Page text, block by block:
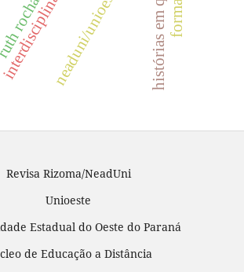
ruth rochaneaduni/unioeste
Revisa Rizoma/NeadUni
Unioeste
Estadual do Oeste do Paraná
de Educação a Distância